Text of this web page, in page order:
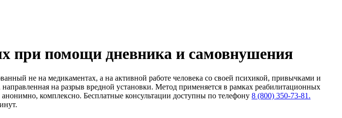
при помощи дневника и самовнушения
не на медикаментах, а на активной работе человека со своей психикой, привычками и
на разрыв вредной установки. Метод применяется в рамках реабилитационных
комплексно. Бесплатные консультации доступны по телефону 8 (800) 350-73-81.